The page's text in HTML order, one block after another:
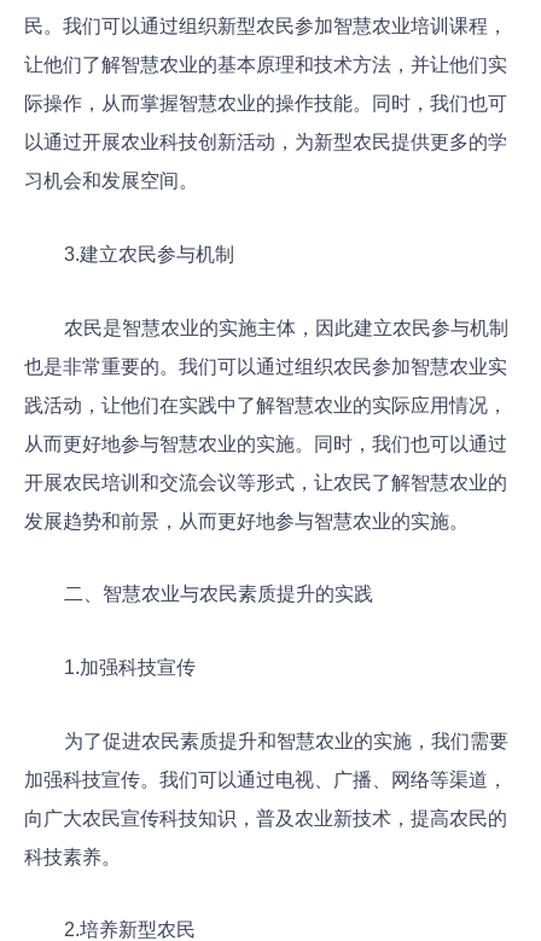
民。我们可以通过组织新型农民参加智慧农业培训课程，
让他们了解智慧农业的基本原理和技术方法，并让他们实
际操作，从而掌握智慧农业的操作技能。同时，我们也可
以通过开展农业科技创新活动，为新型农民提供更多的学
习机会和发展空间。
3.建立农民参与机制
农民是智慧农业的实施主体，因此建立农民参与机制
也是非常重要的。我们可以通过组织农民参加智慧农业实
践活动，让他们在实践中了解智慧农业的实际应用情况，
从而更好地参与智慧农业的实施。同时，我们也可以通过
开展农民培训和交流会议等形式，让农民了解智慧农业的
发展趋势和前景，从而更好地参与智慧农业的实施。
二、智慧农业与农民素质提升的实践
1.加强科技宣传
为了促进农民素质提升和智慧农业的实施，我们需要
加强科技宣传。我们可以通过电视、广播、网络等渠道，
向广大农民宣传科技知识，普及农业新技术，提高农民的
科技素养。
2.培养新型农民